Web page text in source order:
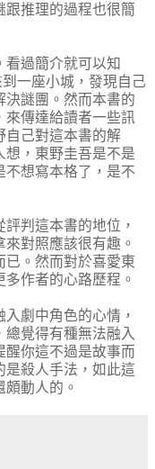
跟推理的過程也很簡
看過簡介就可以知
一座小城，發現自己
決謎團。然而本書的
來傳達給讀者一些訊
自己對這本書的解
想，東野圭吾是不是
不想寫本格了，是不
判這本書的地位，
來對照應該很有趣。
已。然而對於喜愛東
作者的心路歷程。
劇中角色的心情，
覺得有種無法融入
醒你這不過是故事而
是殺人手法，如此這
頗動人的。